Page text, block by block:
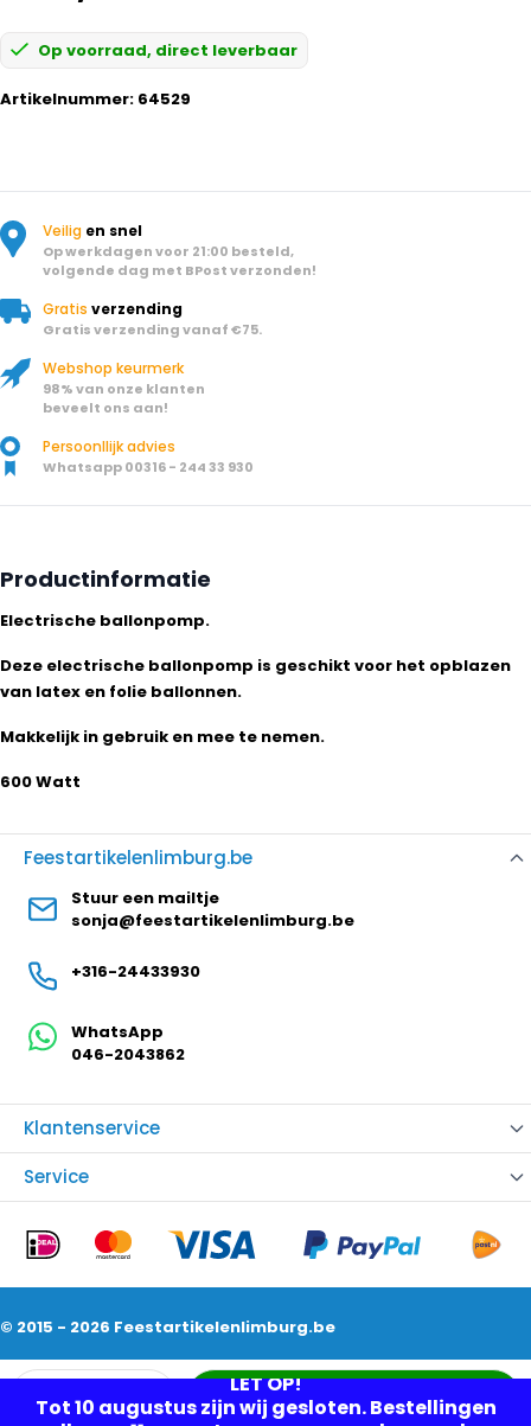
LET OP!
Tot 10 augustus zijn wij gesloten. Bestellingen
Op voorraad, direct leverbaar
Artikelnummer: 64529
Aantal
In mijn winkelwagen
Veilig en snel
Op werkdagen voor 21:00 besteld,
volgende dag met BPost verzonden!
Gratis verzending
Gratis verzending vanaf €75.
Webshop keurmerk
98% van onze klanten
beveelt ons aan!
Persoonllijk advies
Whatsapp 00316 - 244 33 930
Productinformatie
Electrische ballonpomp.
Deze electrische ballonpomp is geschikt voor het opblazen
van latex en folie ballonnen.
Makkelijk in gebruik en mee te nemen.
600 Watt
Klantenservice
Service
Feestartikelenlimburg.be
Stuur een mailtje
sonja@feestartikelenlimburg.be
+316-24433930
WhatsApp
046-2043862
© 2015 - 2026 Feestartikelenlimburg.be